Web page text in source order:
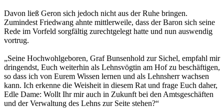
Davon ließ Geron sich jedoch nicht aus der Ruhe bringen.
Zumindest Friedwang ahnte mittlerweile, dass der Baron sich seine
Rede im Vorfeld sorgfältig zurechtgelegt hatte und nun auswendig
vortrug.
„Seine Hochwohlgeboren, Graf Bunsenhold zur Sichel, empfahl mir
dringendst, Euch weiterhin als Lehnsvögtin am Hof zu beschäftigen,
so dass ich von Eurem Wissen lernen und als Lehnsherr wachsen
kann. Ich erkenne die Weisheit in diesem Rat und frage Euch daher,
Edle Dame: Wollt Ihr mir auch in Zukunft bei den Amtsgeschäften
und der Verwaltung des Lehns zur Seite stehen?“